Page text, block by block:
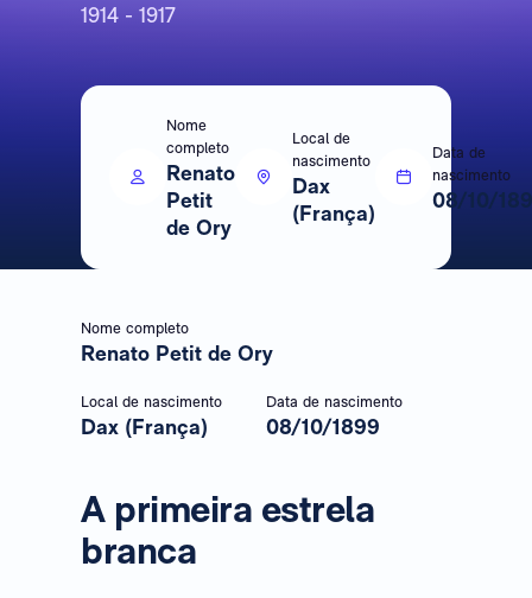
1914 - 1917
Nome
completo
Renato
Petit
de Ory
Local de
nascimento
Dax
(França)
Data de
nascimento
08/10/
Nome completo
Renato Petit de Ory
Local de nascimento
Dax (França)
Data de nascimento
08/10/1899
A primeira estrela
branca